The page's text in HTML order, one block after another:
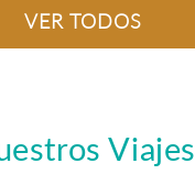
VER TODOS
Viajes